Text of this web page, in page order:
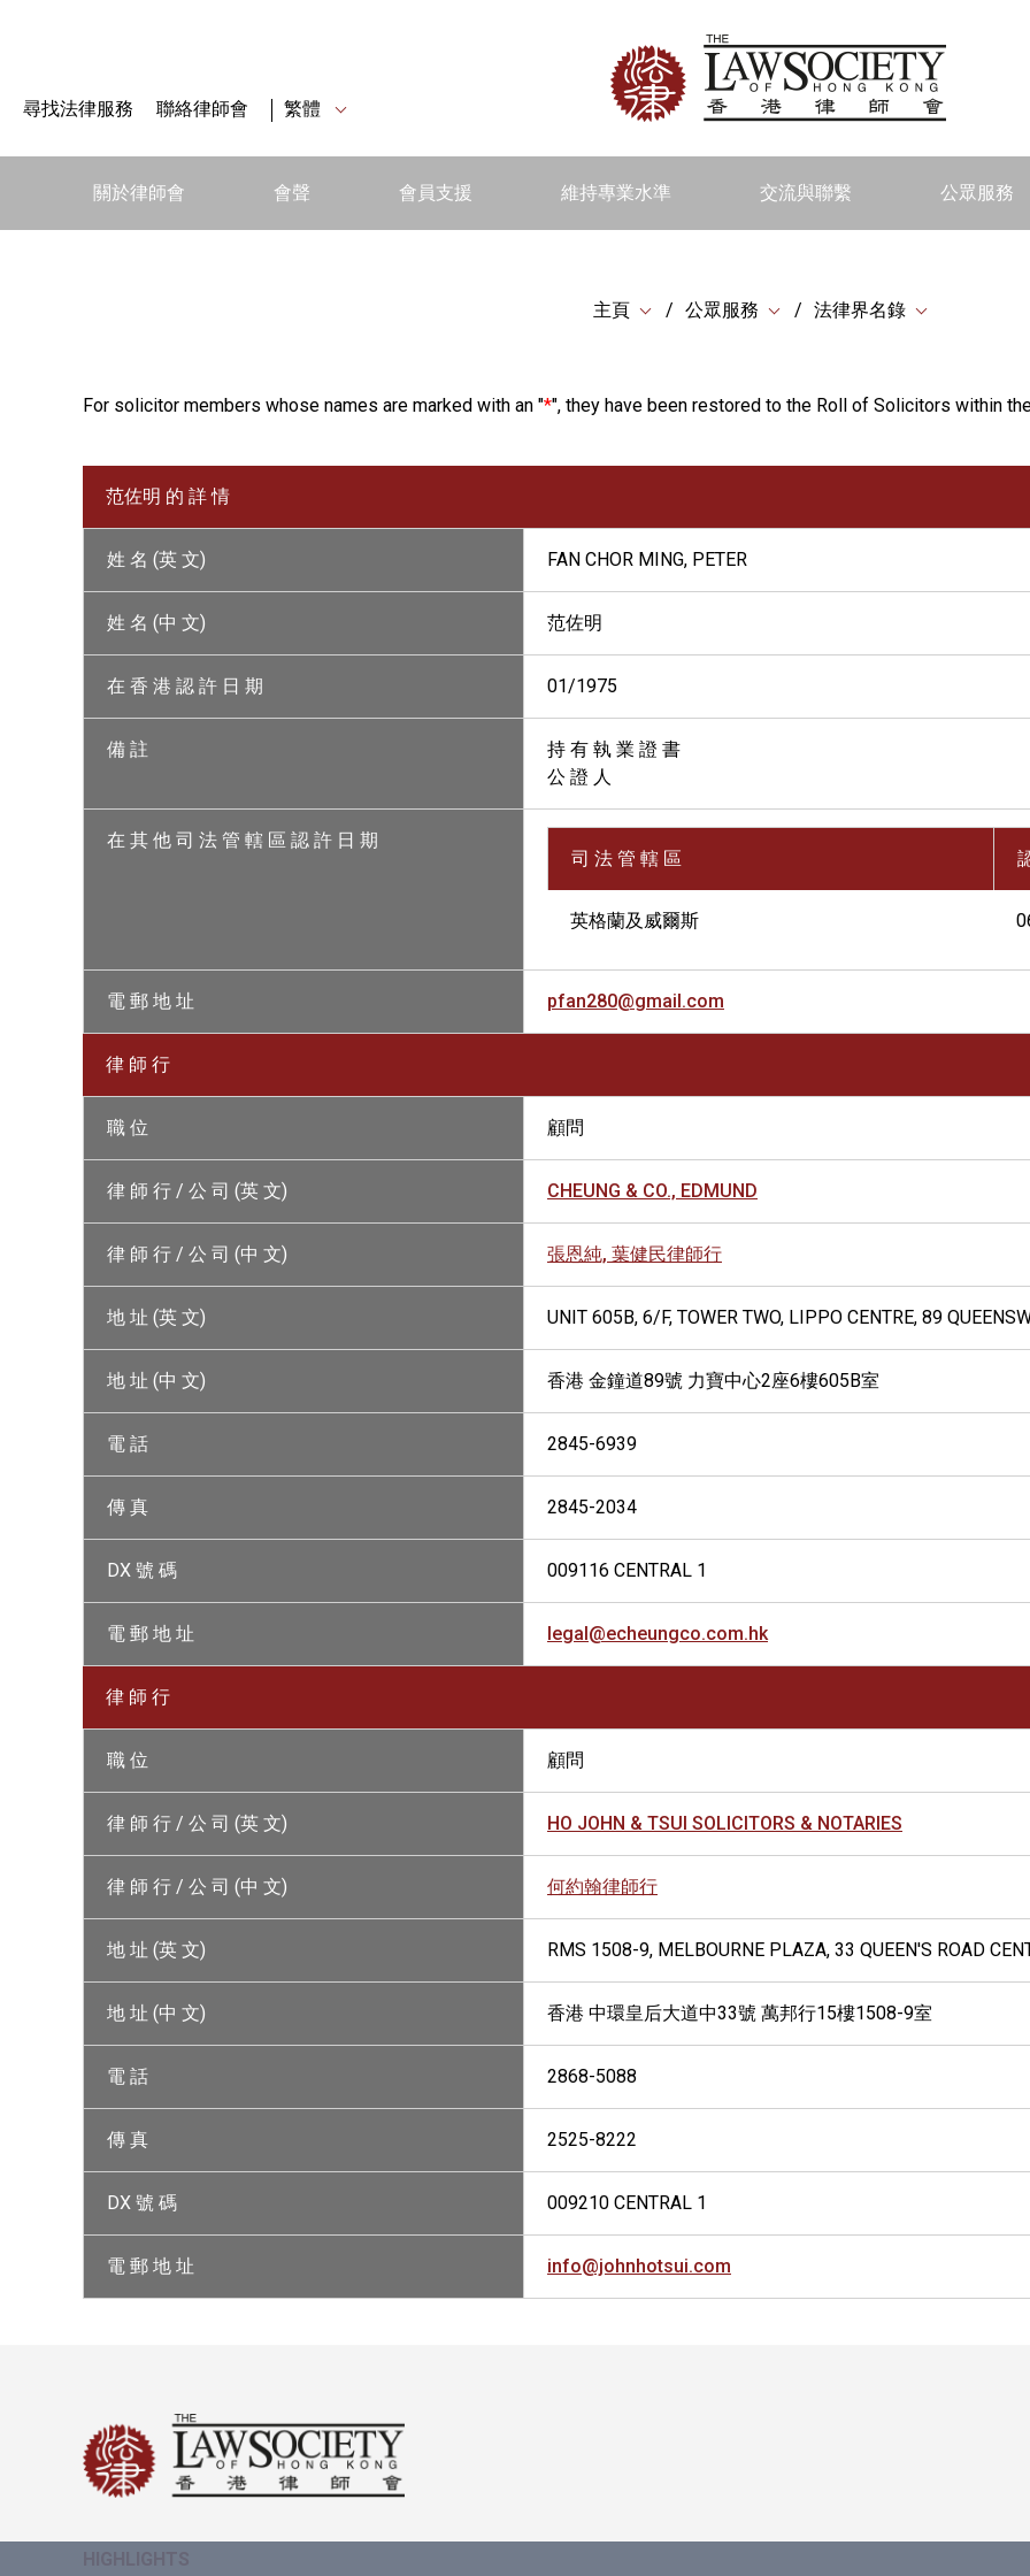
尋找法律服務 聯絡律師會 繁體
關於律師會 會聲 會員支援 維持專業水準 交流與聯繫 公眾服務
主頁 公眾服務 法律界名錄
For solicitor members whose names are marked with an "*", they have been restored to the Roll of Solicitors within
范佐明 的 詳 情
姓 名 (英 文) FAN CHOR MING, PETER
姓 名 (中 文) 范佐明
在 香 港 認 許 日 期 01/1975
備 註
持 有 執 業 證 書
公 證 人
在 其 他 司 法 管 轄 區 認 許 日 期
司 法 管 轄 區
英格蘭及威爾斯
電 郵 地 址 pfan280@gmail.com
律 師 行
職 位 顧問
律 師 行 / 公 司 (英 文) CHEUNG & CO., EDMUND
律 師 行 / 公 司 (中 文) 張恩純, 葉健民律師行
地 址 (英 文) UNIT 605B, 6/F, TOWER TWO, LIPPO CENTRE, 89
地 址 (中 文) 香港 金鐘道89號 力寶中心2座6樓605B室
電 話 2845-6939
傳 真 2845-2034
DX 號 碼 009116 CENTRAL 1
電 郵 地 址 legal@echeungco.com.hk
律 師 行
職 位 顧問
律 師 行 / 公 司 (英 文) HO JOHN & TSUI SOLICITORS & NOTARIES
律 師 行 / 公 司 (中 文) 何約翰律師行
地 址 (英 文) RMS 1508-9, MELBOURNE PLAZA, 33 QUEEN'S ROAD
地 址 (中 文) 香港 中環皇后大道中33號 萬邦行15樓1508-9室
電 話 2868-5088
傳 真 2525-8222
DX 號 碼 009210 CENTRAL 1
電 郵 地 址 info@johnhotsui.com